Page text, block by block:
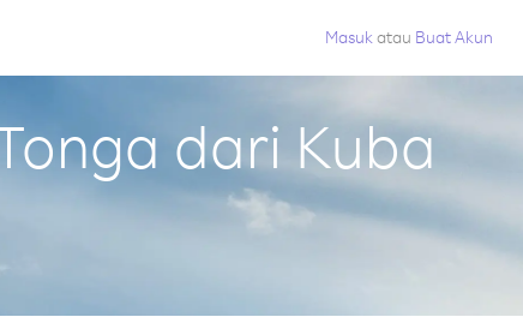
Masuk atau Buat Akun
dari Kuba